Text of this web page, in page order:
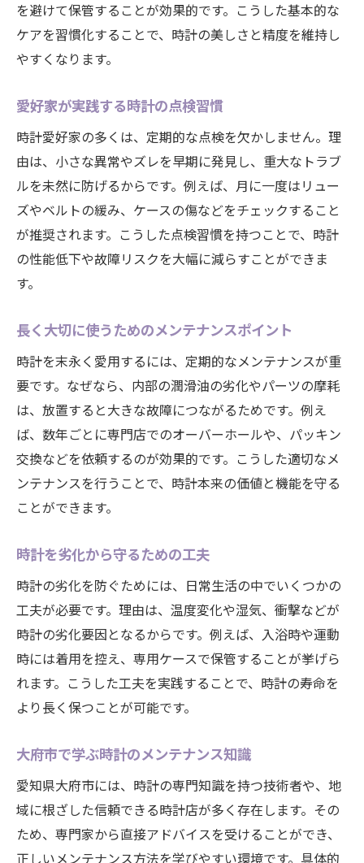
を避けて保管することが効果的です。こうした基本的な
ケアを習慣化することで、時計の美しさと精度を維持し
やすくなります。
愛好家が実践する時計の点検習慣
時計愛好家の多くは、定期的な点検を欠かしません。理
由は、小さな異常やズレを早期に発見し、重大なトラブ
ルを未然に防げるからです。例えば、月に一度はリュー
ズやベルトの緩み、ケースの傷などをチェックすること
が推奨されます。こうした点検習慣を持つことで、時計
の性能低下や故障リスクを大幅に減らすことができま
す。
長く大切に使うためのメンテナンスポイント
時計を末永く愛用するには、定期的なメンテナンスが重
要です。なぜなら、内部の潤滑油の劣化やパーツの摩耗
は、放置すると大きな故障につながるためです。例え
ば、数年ごとに専門店でのオーバーホールや、パッキン
交換などを依頼するのが効果的です。こうした適切なメ
ンテナンスを行うことで、時計本来の価値と機能を守る
ことができます。
時計を劣化から守るための工夫
時計の劣化を防ぐためには、日常生活の中でいくつかの
工夫が必要です。理由は、温度変化や湿気、衝撃などが
時計の劣化要因となるからです。例えば、入浴時や運動
時には着用を控え、専用ケースで保管することが挙げら
れます。こうした工夫を実践することで、時計の寿命を
より長く保つことが可能です。
大府市で学ぶ時計のメンテナンス知識
愛知県大府市には、時計の専門知識を持つ技術者や、地
域に根ざした信頼できる時計店が多く存在します。その
ため、専門家から直接アドバイスを受けることができ、
正しいメンテナンス方法を学びやすい環境です。具体的